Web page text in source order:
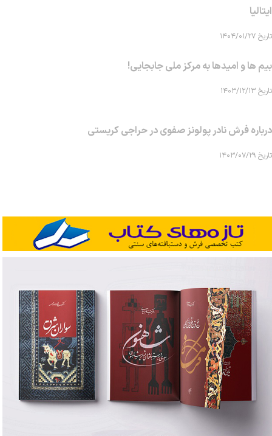
ایتالیا
تاریخ ۱۴۰۴/۰۱/۲۷
بیم ها و امیدها به مرکز ملی جابجایی!
تاریخ ۱۴۰۳/۱۲/۱۳
درباره فرش نادر پولونز صفوی در حراجی کریستی
تاریخ ۱۴۰۳/۰۷/۲۹